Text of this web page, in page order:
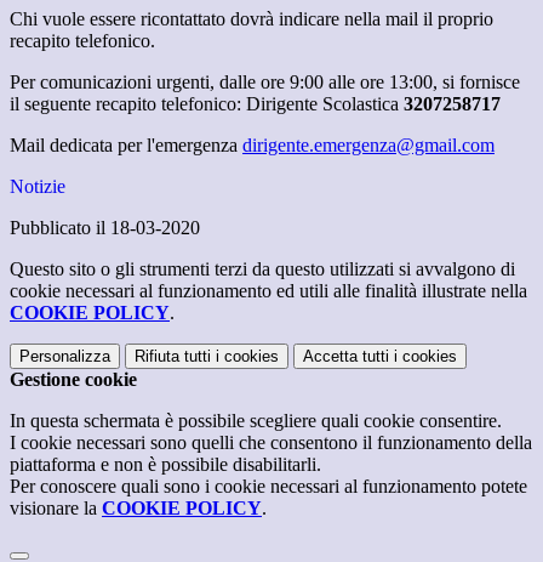
Chi vuole essere ricontattato dovrà indicare nella mail il proprio
recapito telefonico.
Per comunicazioni urgenti, dalle ore 9:00 alle ore 13:00, si fornisce
il seguente recapito telefonico: Dirigente Scolastica 3207258717
Mail dedicata per l'emergenza dirigente.emergenza@gmail.com
Notizie
Pubblicato il 18-03-2020
Questo sito o gli strumenti terzi da questo utilizzati si avvalgono di
cookie necessari al funzionamento ed utili alle finalità illustrate nella
COOKIE POLICY.
Personalizza Rifiuta tutti i cookies Accetta tutti i cookies
Gestione cookie
In questa schermata è possibile scegliere quali cookie consentire.
I cookie necessari sono quelli che consentono il funzionamento della
piattaforma e non è possibile disabilitarli.
Per conoscere quali sono i cookie necessari al funzionamento potete
visionare la COOKIE POLICY.